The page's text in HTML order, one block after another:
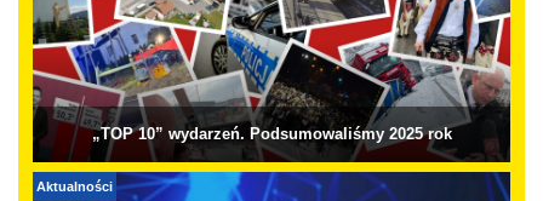
„TOP 10” wydarzeń. Podsumowaliśmy 2025 rok
Aktualności